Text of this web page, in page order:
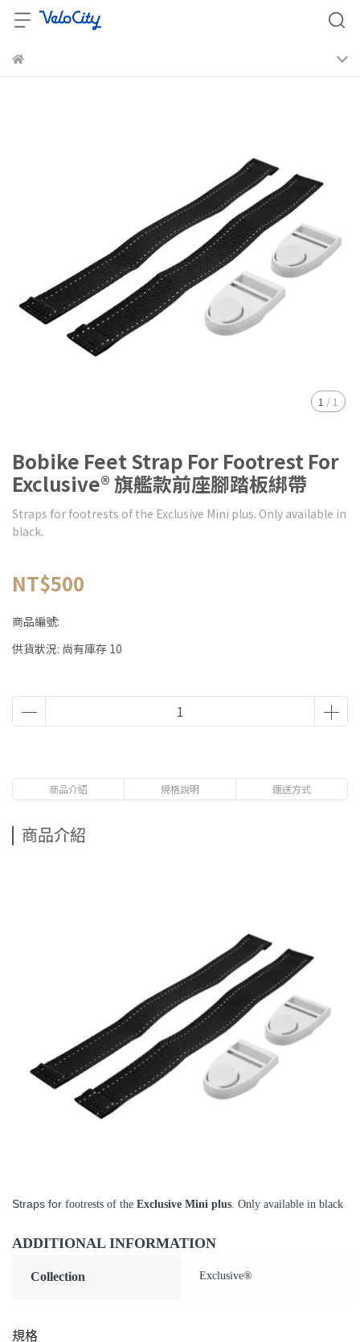
1 / 1
Bobike Feet Strap For Footrest For
Exclusive® 旗艦款前座腳踏板綁帶
Straps for footrests of the Exclusive Mini plus. Only available in
black.
NT$500
商品編號:
供貨狀況: 尚有庫存 10
商品介紹 規格說明 運送方式
商品介紹
Straps for footrests of the Exclusive Mini plus. Only available in black
ADDITIONAL INFORMATION
Collection Exclusive®
規格